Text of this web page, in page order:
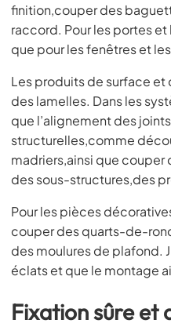
finition,couper des
raccord. Pour les portes
que pour les fenêtres et
Les produits de surface
des lamelles. Dans les
que l’alignement des
structurelles,comme
madriers,ainsi que
des sous-structures,des
Pour les pièces
couper des quarts-de-
des moulures de plafond.
éclats et que le montage
Fixation sûre et